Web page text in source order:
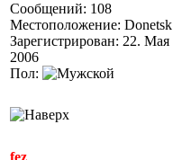
Сообщений: 108
Местоположение: Donetsk
Зарегистрирован: 22. Мая
2006
Пол:
fez